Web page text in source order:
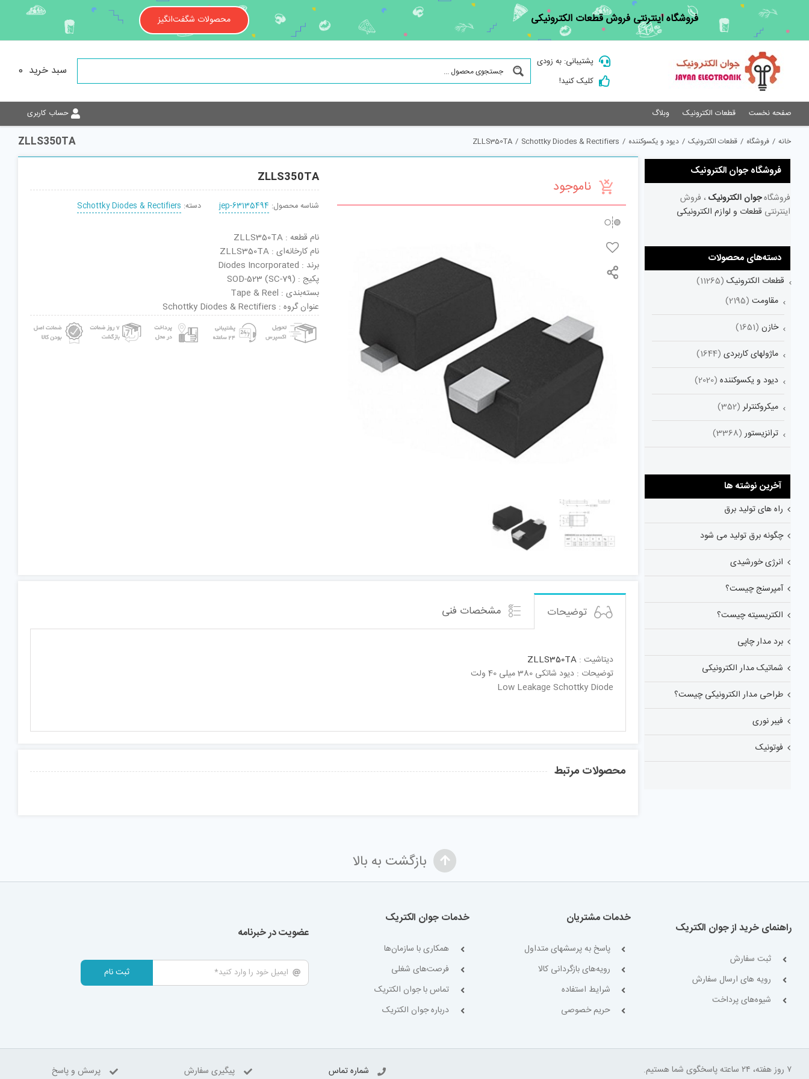
content
فروشگاه اینترنتی فروش قطعات الکترونیکی محصولات شگفت‌انگیز
پشتیبانی: به زودی
کلیک کنید!
سبد خرید 0
صفحه نخست قطعات الکترونیک وبلاگ حساب کاربری
ZLLS350TA خانه / فروشگاه / قطعات الکترونیک / دیود و یکسوکننده /
Schottky Diodes & Rectifiers
/
ZLLS350TA
ناموجود ZLLS350TA
شناسه محصول: jep-63135494 دسته: Schottky Diodes & Rectifiers
نام قطعه : ZLLS350TA
نام کارخانه‌ای : ZLLS350TA
برند : Diodes Incorporated
پکیج : SOD-523 (SC-79)
بسته‌بندی : Tape & Reel
عنوان گروه : Schottky Diodes & Rectifiers
توضیحات مشخصات فنی
دیتاشیت : ZLLS350TA
توضیحات : دیود شاتکی 380 میلی 40 ولت
Low Leakage Schottky Diode
محصولات مرتبط
فروشگاه جوان الکترونیک
فروشگاهجوان الکترونیک ، فروش
اینترنتی قطعات و لوازم الکترونیکی
دسته‌های محصولات
قطعات الکترونیک (11265)
مقاومت (2195)
خازن (1651)
ماژولهای کاربردی (1644)
دیود و یکسوکننده (2020)
میکروکنترلر (352)
ترانزیستور (3368)
آخرین نوشته ها
راه های تولید برق
چگونه برق تولید می شود
انرژی خورشیدی
آمپرسنج چیست؟
الکتریسیته چیست؟
برد مدار چاپی
شماتیک مدار الکترونیکی
طراحی مدار الکترونیکی چیست؟
فیبر نوری
فوتونیک
بازگشت به بالا
راهنمای خرید از جوان الکتریک
ثبت سفارش
رویه های ارسال سفارش
شیوه‌های پرداخت
خدمات مشتریان
پاسخ به پرسشهای متداول
رویه‌های بازگردانی کالا
شرایط استفاده
حریم خصوصی
خدمات جوان الکتریک
همکاری با سازمان‌ها
فرصت‌های شغلی
تماس با جوان الکتریک
درباره جوان الکتریک
عضویت در خبرنامه
ثبت نام
۷ روز هفته، ۲۴ ساعته پاسخگوی شما هستیم. شماره تماس پیگیری سفارش پرسش و پاسخ